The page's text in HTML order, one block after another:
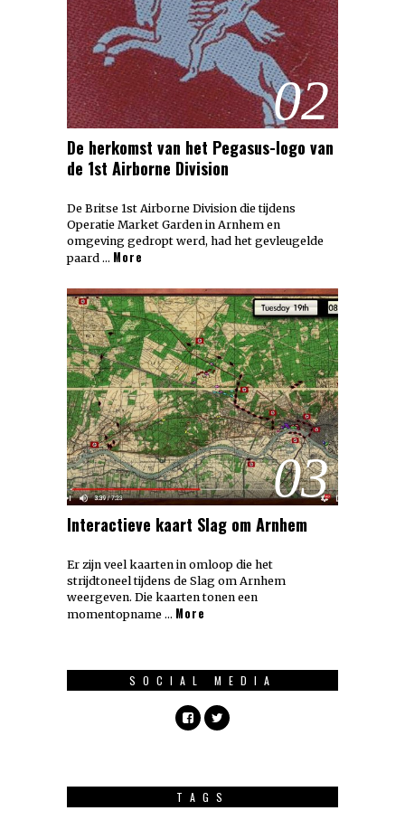
02
De herkomst van het Pegasus-logo van
de 1st Airborne Division
De Britse 1st Airborne Division die tijdens
Operatie Market Garden in Arnhem en
omgeving gedropt werd, had het gevleugelde
paard … More
03
Interactieve kaart Slag om Arnhem
Er zijn veel kaarten in omloop die het
strijdtoneel tijdens de Slag om Arnhem
weergeven. Die kaarten tonen een
momentopname … More
SOCIAL MEDIA
TAGS